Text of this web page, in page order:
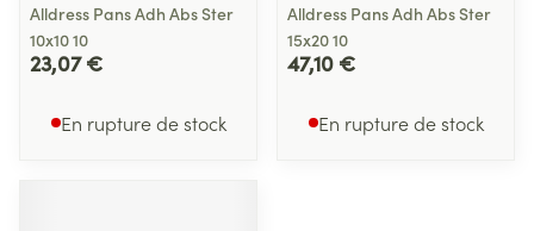
Alldress Pans Adh Abs Ster
10x10 10
23,07 €
En rupture de stock
Alldress Pans Adh Abs Ster
15x20 10
47,10 €
En rupture de stock